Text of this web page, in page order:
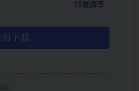
15资源币
后下载
）